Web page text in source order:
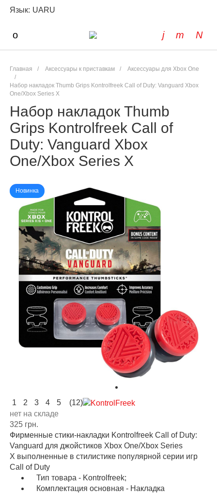
Язык: UARU
Главная / Аксессуары к приставкам /
Аксессуары для Xbox One
/
Набор накладок Thumb Grips Kontrolfreek Call of Duty: Vanguard Xbox
One/Xbox Series X
Набор накладок Thumb
Grips Kontrolfreek Call of
Duty: Vanguard Xbox
One/Xbox Series X
Новинка
1 2 3 4 5
(12)
нет на складе
325 грн.
Фирменные стики-накладки Kontrolfreek Call of Duty:
Vanguard для джойстиков Xbox One/Xbox Series
X выполненные в стилистике популярной серии игр
Call of Duty
Тип товара - Kontrolfreek;
Комплектация основная - Накладка